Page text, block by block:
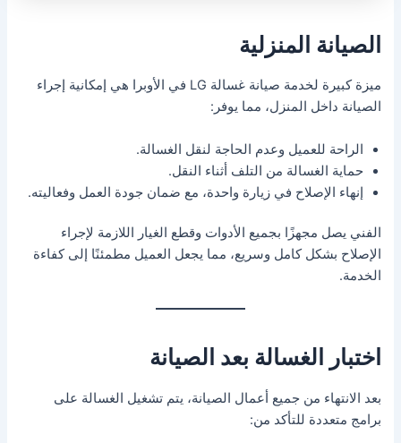
الصيانة المنزلية
ميزة كبيرة لخدمة صيانة غسالة LG في الأوبرا هي إمكانية إجراء
الصيانة داخل المنزل، مما يوفر:
الراحة للعميل وعدم الحاجة لنقل الغسالة.
حماية الغسالة من التلف أثناء النقل.
إنهاء الإصلاح في زيارة واحدة، مع ضمان جودة العمل وفعاليته.
الفني يصل مجهزًا بجميع الأدوات وقطع الغيار اللازمة لإجراء
الإصلاح بشكل كامل وسريع، مما يجعل العميل مطمئنًا إلى كفاءة
الخدمة.
اختبار الغسالة بعد الصيانة
بعد الانتهاء من جميع أعمال الصيانة، يتم تشغيل الغسالة على
برامج متعددة للتأكد من: